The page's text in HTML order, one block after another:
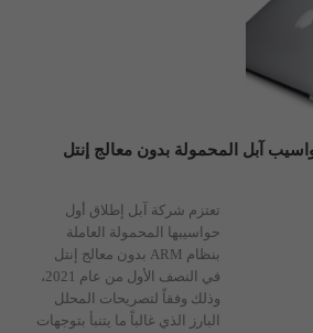
تعتزم شركة آبل إطلاق أول
حواسيبها المحمولة العاملة
بنظام ARM بدون معالج إنتل
في النصف الأول من عام 2021،
وذلك وفقاً لتصريحات المحلل
البارز الذي غالباً ما يتنبأ بتوجهات